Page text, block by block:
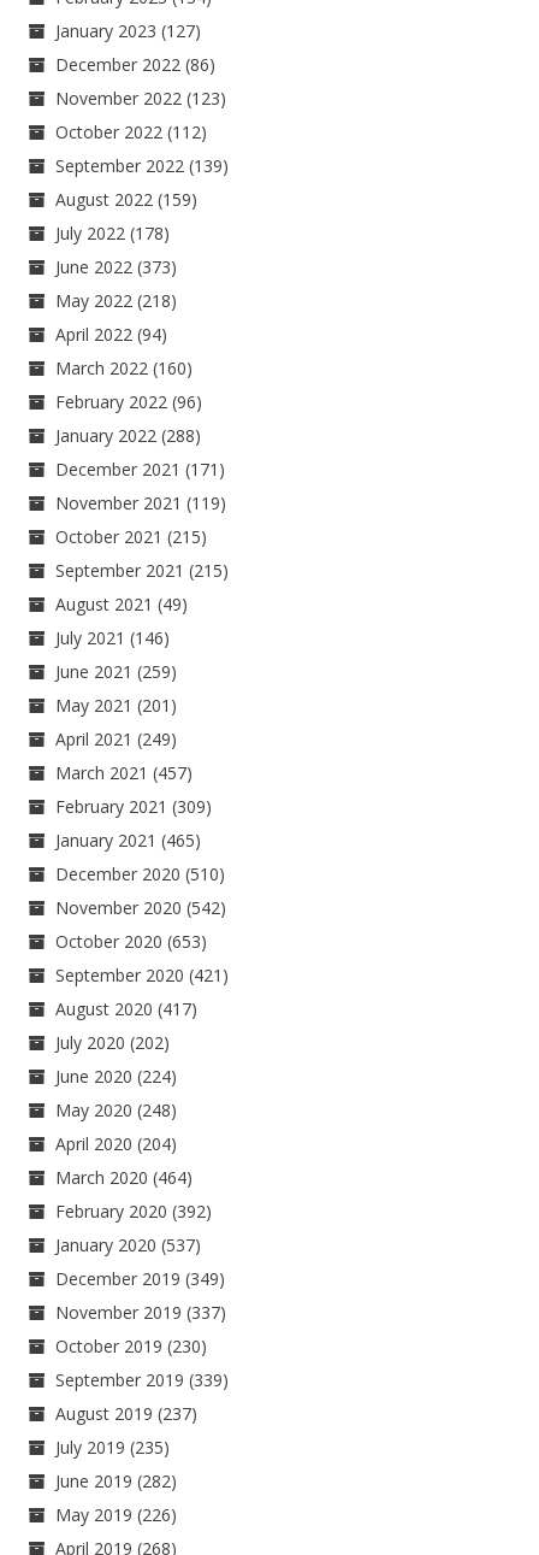
January 2023 (127)
December 2022 (86)
November 2022 (123)
October 2022 (112)
September 2022 (139)
August 2022 (159)
July 2022 (178)
June 2022 (373)
May 2022 (218)
April 2022 (94)
March 2022 (160)
February 2022 (96)
January 2022 (288)
December 2021 (171)
November 2021 (119)
October 2021 (215)
September 2021 (215)
August 2021 (49)
July 2021 (146)
June 2021 (259)
May 2021 (201)
April 2021 (249)
March 2021 (457)
February 2021 (309)
January 2021 (465)
December 2020 (510)
November 2020 (542)
October 2020 (653)
September 2020 (421)
August 2020 (417)
July 2020 (202)
June 2020 (224)
May 2020 (248)
April 2020 (204)
March 2020 (464)
February 2020 (392)
January 2020 (537)
December 2019 (349)
November 2019 (337)
October 2019 (230)
September 2019 (339)
August 2019 (237)
July 2019 (235)
June 2019 (282)
May 2019 (226)
April 2019 (268)